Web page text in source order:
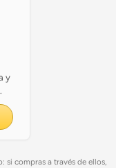
y
si compras a través de ellos,